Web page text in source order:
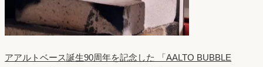
アアルトベース誕生90周年を記念した 「AALTO BUBBLE